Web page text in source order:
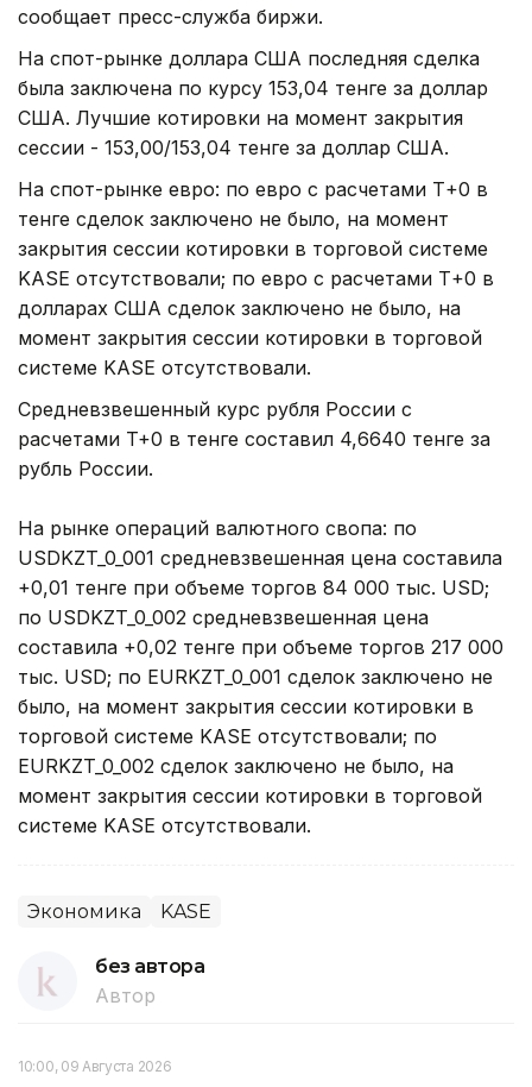
сообщает пресс-служба биржи.
На спот-рынке доллара США последняя сделка
была заключена по курсу 153,04 тенге за доллар
США. Лучшие котировки на момент закрытия
сессии - 153,00/153,04 тенге за доллар США.
На спот-рынке евро: по евро с расчетами Т+0 в
тенге сделок заключено не было, на момент
закрытия сессии котировки в торговой системе
KASE отсутствовали; по евро с расчетами Т+0 в
долларах США сделок заключено не было, на
момент закрытия сессии котировки в торговой
системе KASE отсутствовали.
Средневзвешенный курс рубля России с
расчетами T+0 в тенге составил 4,6640 тенге за
рубль России.
На рынке операций валютного свопа: по
USDKZT_0_001 средневзвешенная цена составила
+0,01 тенге при объеме торгов 84 000 тыс. USD;
по USDKZT_0_002 средневзвешенная цена
составила +0,02 тенге при объеме торгов 217 000
тыс. USD; по EURKZT_0_001 сделок заключено не
было, на момент закрытия сессии котировки в
торговой системе KASE отсутствовали; по
EURKZT_0_002 сделок заключено не было, на
момент закрытия сессии котировки в торговой
системе KASE отсутствовали.
Экономика KASE
без автора
Автор
10:00, 09 Августа 2026